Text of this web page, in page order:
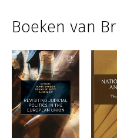
Boeken van